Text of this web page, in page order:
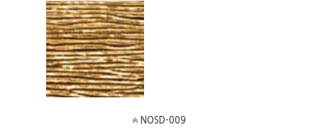
NOSD-009